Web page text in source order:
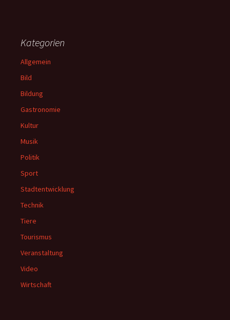
Kategorien
Allgemein
Bild
Bildung
Gastronomie
Kultur
Musik
Politik
Sport
Stadtentwicklung
Technik
Tiere
Tourismus
Veranstaltung
Video
Wirtschaft